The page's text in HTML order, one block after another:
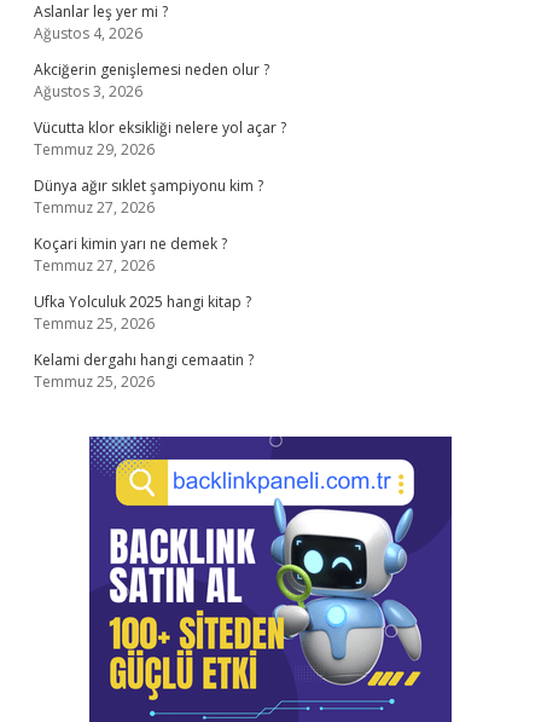
Aslanlar leş yer mi ?
Ağustos 4, 2026
Akciğerin genişlemesi neden olur ?
Ağustos 3, 2026
Vücutta klor eksikliği nelere yol açar ?
Temmuz 29, 2026
Dünya ağır sıklet şampiyonu kim ?
Temmuz 27, 2026
Koçari kimin yarı ne demek ?
Temmuz 27, 2026
Ufka Yolculuk 2025 hangi kitap ?
Temmuz 25, 2026
Kelami dergahı hangi cemaatin ?
Temmuz 25, 2026